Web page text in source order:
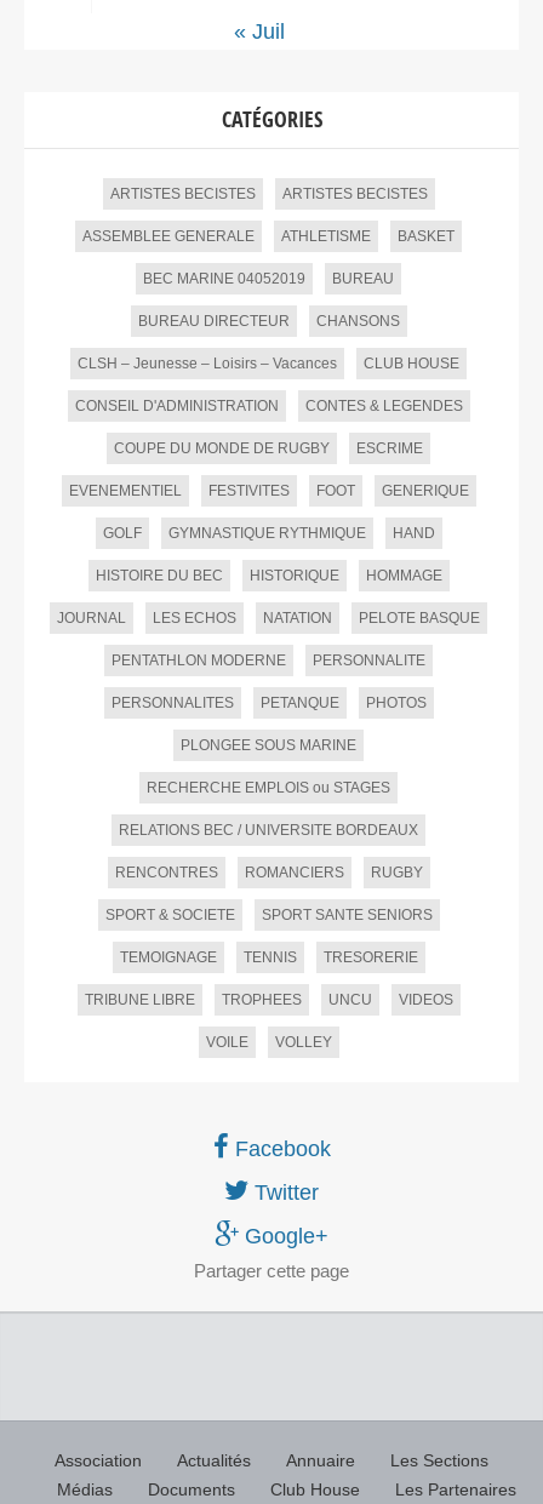
« Juil
CATÉGORIES
ARTISTES BECISTES ARTISTES BECISTES
ASSEMBLEE GENERALE ATHLETISME BASKET
BEC MARINE 04052019 BUREAU
BUREAU DIRECTEUR CHANSONS
CLSH – Jeunesse – Loisirs – Vacances CLUB HOUSE
CONSEIL D'ADMINISTRATION CONTES & LEGENDES
COUPE DU MONDE DE RUGBY ESCRIME
EVENEMENTIEL FESTIVITES FOOT GENERIQUE
GOLF GYMNASTIQUE RYTHMIQUE HAND
HISTOIRE DU BEC HISTORIQUE HOMMAGE
JOURNAL LES ECHOS NATATION PELOTE BASQUE
PENTATHLON MODERNE PERSONNALITE
PERSONNALITES PETANQUE PHOTOS
PLONGEE SOUS MARINE
RECHERCHE EMPLOIS ou STAGES
RELATIONS BEC / UNIVERSITE BORDEAUX
RENCONTRES ROMANCIERS RUGBY
SPORT & SOCIETE SPORT SANTE SENIORS
TEMOIGNAGE TENNIS TRESORERIE
TRIBUNE LIBRE TROPHEES UNCU VIDEOS
VOILE VOLLEY
Facebook
Twitter
Google+
Partager cette page
Association Actualités Annuaire
Les Sections
Médias
Documents Club House Les Partenaires